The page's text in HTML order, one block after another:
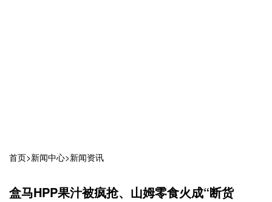
首页>新闻中心>新闻资讯
盒马HPP果汁被疯抢、山姆零食火成“断货